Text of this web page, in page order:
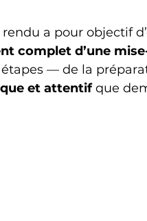
a pour objectif
complet d’une
— de la
et attentif que